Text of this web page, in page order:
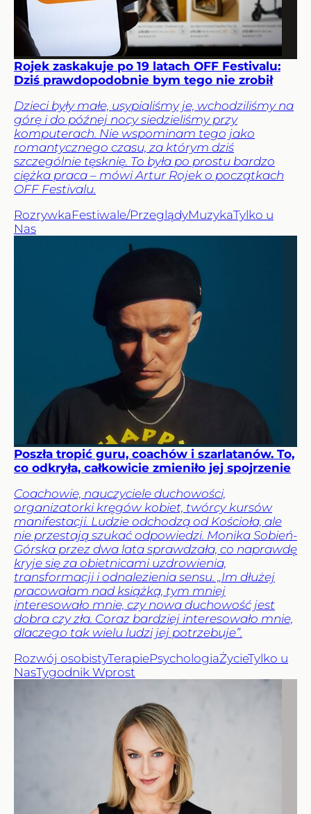
Rojek zaskakuje po 19 latach OFF Festivalu:
Dziś prawdopodobnie bym tego nie zrobił
Dzieci były małe, usypialiśmy je, wchodziliśmy na
górę i do późnej nocy siedzieliśmy przy
komputerach. Nie wspominam tego jako
romantycznego czasu, za którym dziś
szczególnie tęsknię. To była po prostu bardzo
ciężka praca – mówi Artur Rojek o początkach
OFF Festivalu.
RozrywkaFestiwale/PrzeglądyMuzykaTylko u
Nas
Poszła tropić guru, coachów i szarlatanów. To,
co odkryła, całkowicie zmieniło jej spojrzenie
Coachowie, nauczyciele duchowości,
organizatorki kręgów kobiet, twórcy kursów
manifestacji. Ludzie odchodzą od Kościoła, ale
nie przestają szukać odpowiedzi. Monika Sobień-
Górska przez dwa lata sprawdzała, co naprawdę
kryje się za obietnicami uzdrowienia,
transformacji i odnalezienia sensu. „Im dłużej
pracowałam nad książką, tym mniej
interesowało mnie, czy nowa duchowość jest
dobra czy zła. Coraz bardziej interesowało mnie,
dlaczego tak wielu ludzi jej potrzebuje”.
Rozwój osobistyTerapiePsychologiaŻycieTylko u
NasTygodnik Wprost